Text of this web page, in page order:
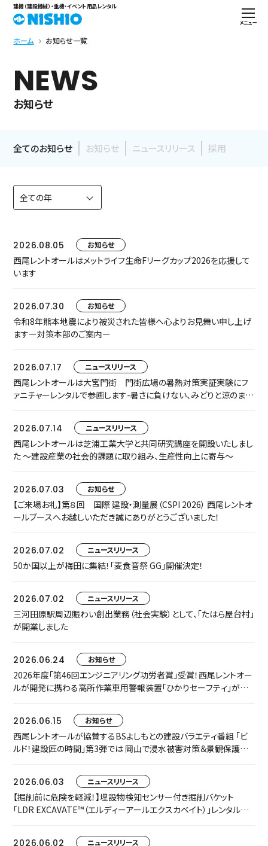
建機（建設機械）・重機・イベント用品レンタル
メニュー
ホーム お知らせ一覧
NEWS
お知らせ
全てのお知らせ お知らせ ニュースリリース 採用
2026.08.05 お知らせ
西尾レントオールはメットライフ生命Fリーグカップ2026を応援して
います
2026.07.30 お知らせ
令和8年熊本地震により被災された皆様へ心よりお見舞い申し上げ
ますー対策本部のご案内ー
2026.07.17 ニュースリリース
西尾レントオールは大宮門街 門街広場の暑熱対策実証実験にフ
ァニチャーレンタルで参画します-暑さに負けない、みどりと涼のまち
2026.07.14
ニュースリリース
西尾レントオールは芝浦工業大学と共同研究講座を開設いたしまし
た ～建設産業の社会的課題に取り組み、生産性向上に寄与～
2026.07.03 お知らせ
【ご来場お礼】第８回 国際 建設・測量展（CSPI 2026） 西尾レントオ
ールブースへお越しいただき誠にありがとうございました！
2026.07.02 ニュースリリース
50か国以上が梅田に集結！「麦食音祭 GG」開催決定！
2026.07.02 ニュースリリース
三河田原駅周辺賑わい創出業務（社会実験）として、「たはら屋台村」
が開業しました
2026.06.24 お知らせ
2026年度「第46回エンジニアリング功労者賞」受賞！西尾レントオー
ルが開発に携わる高所作業車用警報装置「ひかりセーフティ」が中
2026.06.15
お知らせ
西尾レントオールが協賛するBSよしもとの建設バラエティ番組 「ビ
ルド！建設匠の時間」第3弾では 岡山で浸水被害対策＆景観保護共
2026.06.03
ニュースリリース
【掘削前に危険を軽減！】埋設物検知センサー付き掘削バケット
「LDR EXCAVATE™（エルディーアールエクスカベイト）」レンタルを
2026.06.02
ニュースリリース